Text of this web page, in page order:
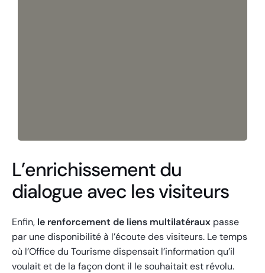
L’enrichissement du
dialogue avec les visiteurs
Enfin, le renforcement de liens multilatéraux passe
par une disponibilité à l’écoute des visiteurs. Le temps
où l’Office du Tourisme dispensait l’information qu’il
voulait et de la façon dont il le souhaitait est révolu.